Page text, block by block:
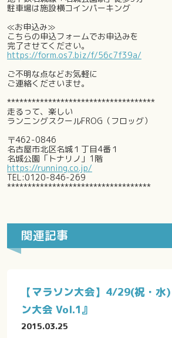
駐車場は施設横コインパーキング
≪お申込み≫
こちらの申込フォームでお申込みを
完了させてください。
https://form.os7.biz/f/56c7f39a/
ご不明な点などお気軽に
ご連絡くださいませ。
************************************
走るって、楽しい
ランニングスクールFROG（フロッグ）
〒462-0846
名古屋市北区名城１丁目4番１
名城公園「トナリノ」1階
https://running.co.jp/
TEL:0120-846-269
***********************************
関連記事
【マラソン大会】4/29(祝・水
ン大会 Vol.1』
2015.03.25